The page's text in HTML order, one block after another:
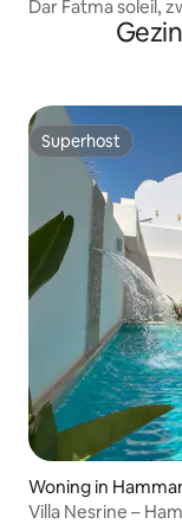
Dar Fatma soleil,
Superhost
Superhost
Woning in
Villa Nesrine –